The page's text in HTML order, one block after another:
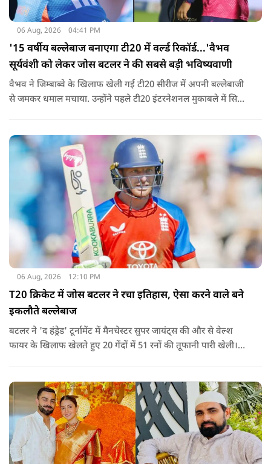
06 Aug, 2026 04:41 PM
'15 वर्षीय बल्लेबाज बनाएगा टी20 में वर्ल्ड रिकॉर्ड...'वैभव
सूर्यवंशी को लेकर जोस बटलर ने की सबसे बड़ी भविष्यवाणी
वैभव ने जिम्बाब्वे के खिलाफ खेली गई टी20 सीरीज में अपनी बल्लेबाजी
से जमकर धमाल मचाया. उन्होंने पहले टी20 इंटरनेशनल मुकाबले में सिर्फ
06 Aug, 2026 12:10 PM
T20 क्रिकेट में जोस बटलर ने रचा इतिहास, ऐसा करने वाले बने
इकलौते बल्लेबाज
बटलर ने 'द हंड्रेड' टूर्नामेंट में मैनचेस्टर सुपर जायंट्स की और से वेल्श
फायर के खिलाफ खेलते हुए 20 गेंदों में 51 रनों की तूफानी पारी खेली।